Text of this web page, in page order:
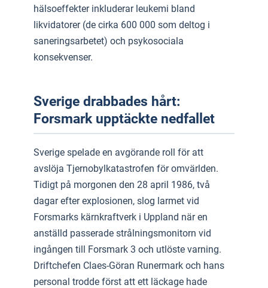
hälsoeffekter inkluderar leukemi bland
likvidatorer (de cirka 600 000 som deltog i
saneringsarbetet) och psykosociala
konsekvenser.
Sverige drabbades hårt:
Forsmark upptäckte nedfallet
Sverige spelade en avgörande roll för att
avslöja Tjernobylkatastrofen för omvärlden.
Tidigt på morgonen den 28 april 1986, två
dagar efter explosionen, slog larmet vid
Forsmarks kärnkraftverk i Uppland när en
anställd passerade strålningsmonitorn vid
ingången till Forsmark 3 och utlöste varning.
Driftchefen Claes-Göran Runermark och hans
personal trodde först att ett läckage hade